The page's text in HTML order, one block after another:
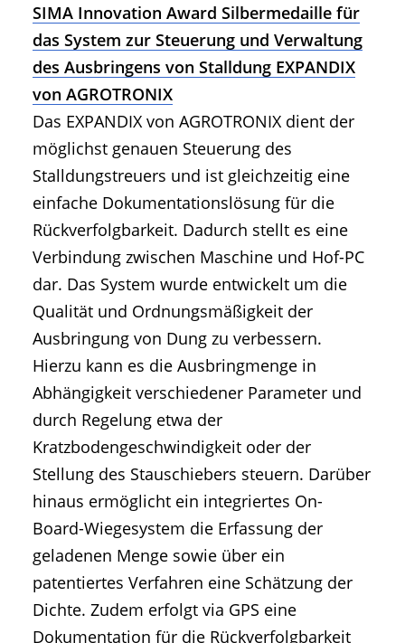
SIMA Innovation Award Silbermedaille für
das System zur Steuerung und Verwaltung
des Ausbringens von Stalldung EXPANDIX
von AGROTRONIX
Das EXPANDIX von AGROTRONIX dient der
möglichst genauen Steuerung des
Stalldungstreuers und ist gleichzeitig eine
einfache Dokumentationslösung für die
Rückverfolgbarkeit. Dadurch stellt es eine
Verbindung zwischen Maschine und Hof-PC
dar. Das System wurde entwickelt um die
Qualität und Ordnungsmäßigkeit der
Ausbringung von Dung zu verbessern.
Hierzu kann es die Ausbringmenge in
Abhängigkeit verschiedener Parameter und
durch Regelung etwa der
Kratzbodengeschwindigkeit oder der
Stellung des Stauschiebers steuern. Darüber
hinaus ermöglicht ein integriertes On-
Board-Wiegesystem die Erfassung der
geladenen Menge sowie über ein
patentiertes Verfahren eine Schätzung der
Dichte. Zudem erfolgt via GPS eine
Dokumentation für die Rückverfolgbarkeit